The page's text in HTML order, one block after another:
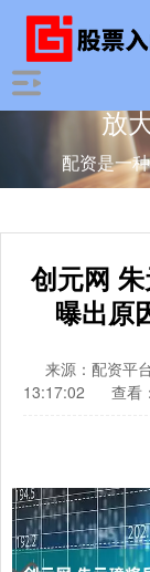
放
配资是一
创元网
曝出原
来源：配资平
13:17:02
查看